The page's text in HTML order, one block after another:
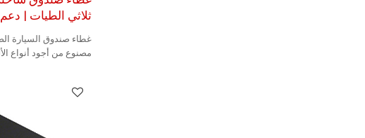
ثلاثي الطيات | دعم OEM
غطاء صندوق السيارة
مصنوع من أجود أنواع